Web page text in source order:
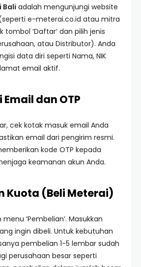
Bali adalah mengunjungi website
e-meterai.co.id atau mitra
tombol ‘Daftar’ dan pilih jenis
atau Distributor). Anda
data diri seperti Nama, NIK
email aktif.
dan OTP
cek kotak masuk email Anda
email dari pengirim resmi.
kode OTP kepada
keamanan akun Anda.
Kuota (Beli Meterai)
‘Pembelian’. Masukkan
ingin dibeli. Untuk kebutuhan
pembelian 1-5 lembar sudah
perusahaan besar seperti